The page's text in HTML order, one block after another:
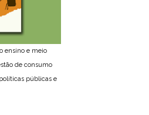
ensino e meio
de consumo
públicas e